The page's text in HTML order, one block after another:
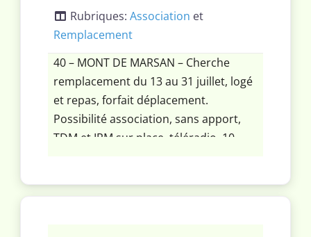
Rubriques: Association et
Remplacement
40 – MONT DE MARSAN – Cherche
remplacement du 13 au 31 juillet, logé
et repas, forfait déplacement.
Possibilité association, sans apport,
TDM et IRM sur place, téléradio, 10